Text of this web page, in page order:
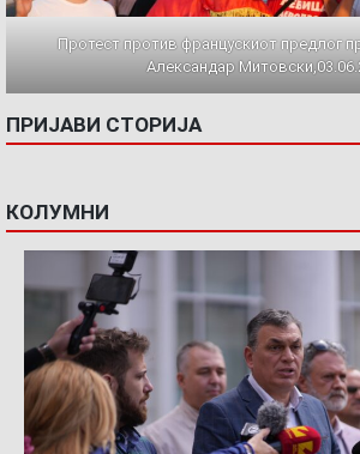
Протест против францускиот предлог
Александар
ПРИЈАВИ СТОРИЈА
КОЛУМНИ